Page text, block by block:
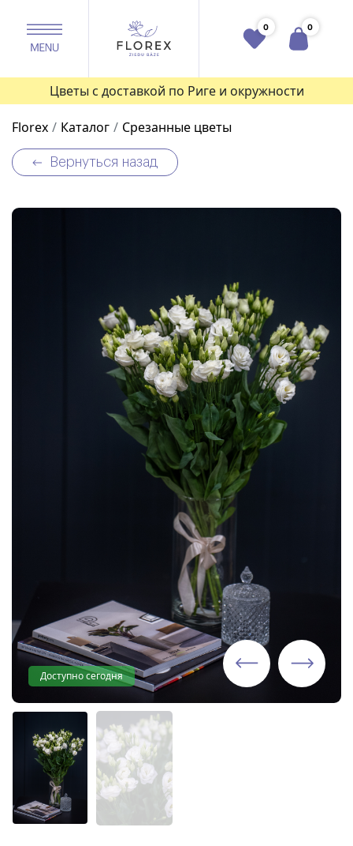
0 0
Цветы с доставкой по Риге и окружности
Florex Каталог Срезанные цветы
Вернуться назад
Доступно сегодня